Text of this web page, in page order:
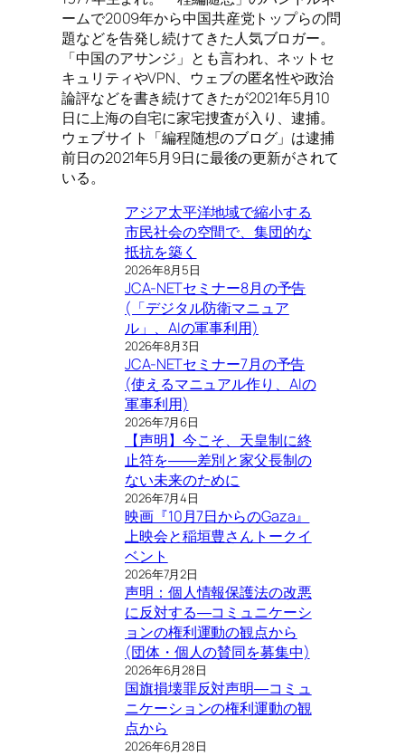
ームで2009年から中国共産党トップらの問
題などを告発し続けてきた人気ブロガー。
「中国のアサンジ」とも言われ、ネットセ
キュリティやVPN、ウェブの匿名性や政治
論評などを書き続けてきたが2021年5月10
日に上海の自宅に家宅捜査が入り、逮捕。
ウェブサイト「編程随想のブログ」は逮捕
前日の2021年5月9日に最後の更新がされて
いる。
アジア太平洋地域で縮小する
市民社会の空間で、集団的な
抵抗を築く
2026年8月5日
JCA-NETセミナー8月の予告
(「デジタル防衛マニュア
ル」、AIの軍事利用)
2026年8月3日
JCA-NETセミナー7月の予告
(使えるマニュアル作り、AIの
軍事利用)
2026年7月6日
【声明】今こそ、天皇制に終
止符を――差別と家父長制の
ない未来のために
2026年7月4日
映画『10月7日からのGaza』
上映会と稲垣豊さんトークイ
ベント
2026年7月2日
声明：個人情報保護法の改悪
に反対する―コミュニケーシ
ョンの権利運動の観点から
(団体・個人の賛同を募集中)
2026年6月28日
国旗損壊罪反対声明―コミュ
ニケーションの権利運動の観
点から
2026年6月28日